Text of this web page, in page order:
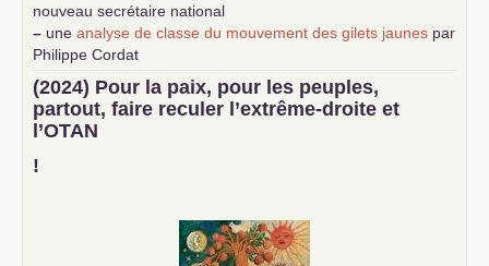
nouveau secrétaire national
– une analyse de classe du mouvement des gilets jaunes par
Philippe Cordat
–
un texte de Jean-Claude Delaunay
le marxisme est la
science sociale de notre temps
–un appel proposé aux partis communistes et ouvrier
d’Europe
–
(2024) Pour la paix, pour les peuples,
partout, faire reculer l’extrême-droite et
l’OTAN
!